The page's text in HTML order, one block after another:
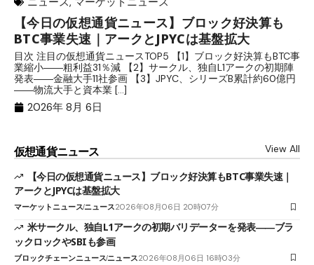
【今日の仮想通貨ニュース】ブロック好決算も
BTC事業失速｜アークとJPYCは基盤拡大
目次 注目の仮想通貨ニュースTOP5 【1】ブロック好決算もBTC事
業縮小――粗利益31％減 【2】サークル、独自L1アークの初期陣
発表――金融大手11社参画 【3】JPYC、シリーズB累計約60億円
――物流大手と資本業 […]
2026年 8月 6日
仮想通貨ニュース View All
【今日の仮想通貨ニュース】ブロック好決算もBTC事業失速｜
アークとJPYCは基盤拡大
マーケットニュースニュース2026年08月06日 20時07分
米サークル、独自L1アークの初期バリデーターを発表――ブラ
ックロックやSBIも参画
ブロックチェーンニュースニュース2026年08月06日 16時03分